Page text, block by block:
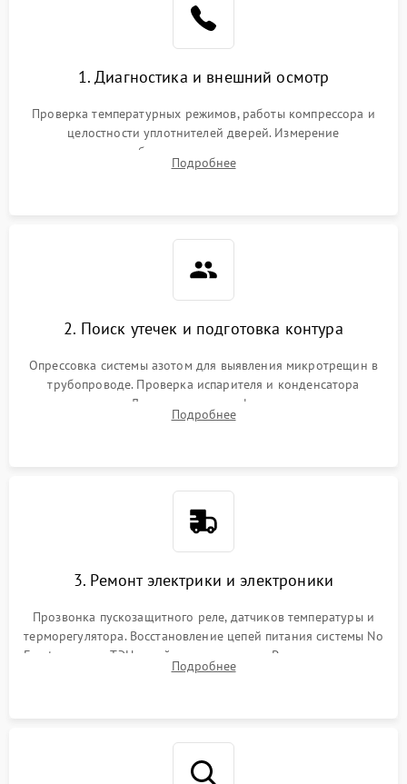
1. Диагностика и внешний осмотр
Проверка температурных режимов, работы компрессора и
целостности уплотнителей дверей. Измерение
сопротивления обмоток мотора, проверка термостата и
считывание кодов ошибок с электронного дисплея.
Подробнее
2. Поиск утечек и подготовка контура
Опрессовка системы азотом для выявления микротрещин в
трубопроводе. Проверка испарителя и конденсатора
течеискателем. Демонтаж старого фильтра-осушителя и
продувка капиллярной трубки для устранения засоров.
Подробнее
3. Ремонт электрики и электроники
Прозвонка пускозащитного реле, датчиков температуры и
терморегулятора. Восстановление цепей питания системы No
Frost, включая ТЭН оттайки и вентилятор. Ремонт или замена
платы управления при сбоях алгоритмов.
Подробнее